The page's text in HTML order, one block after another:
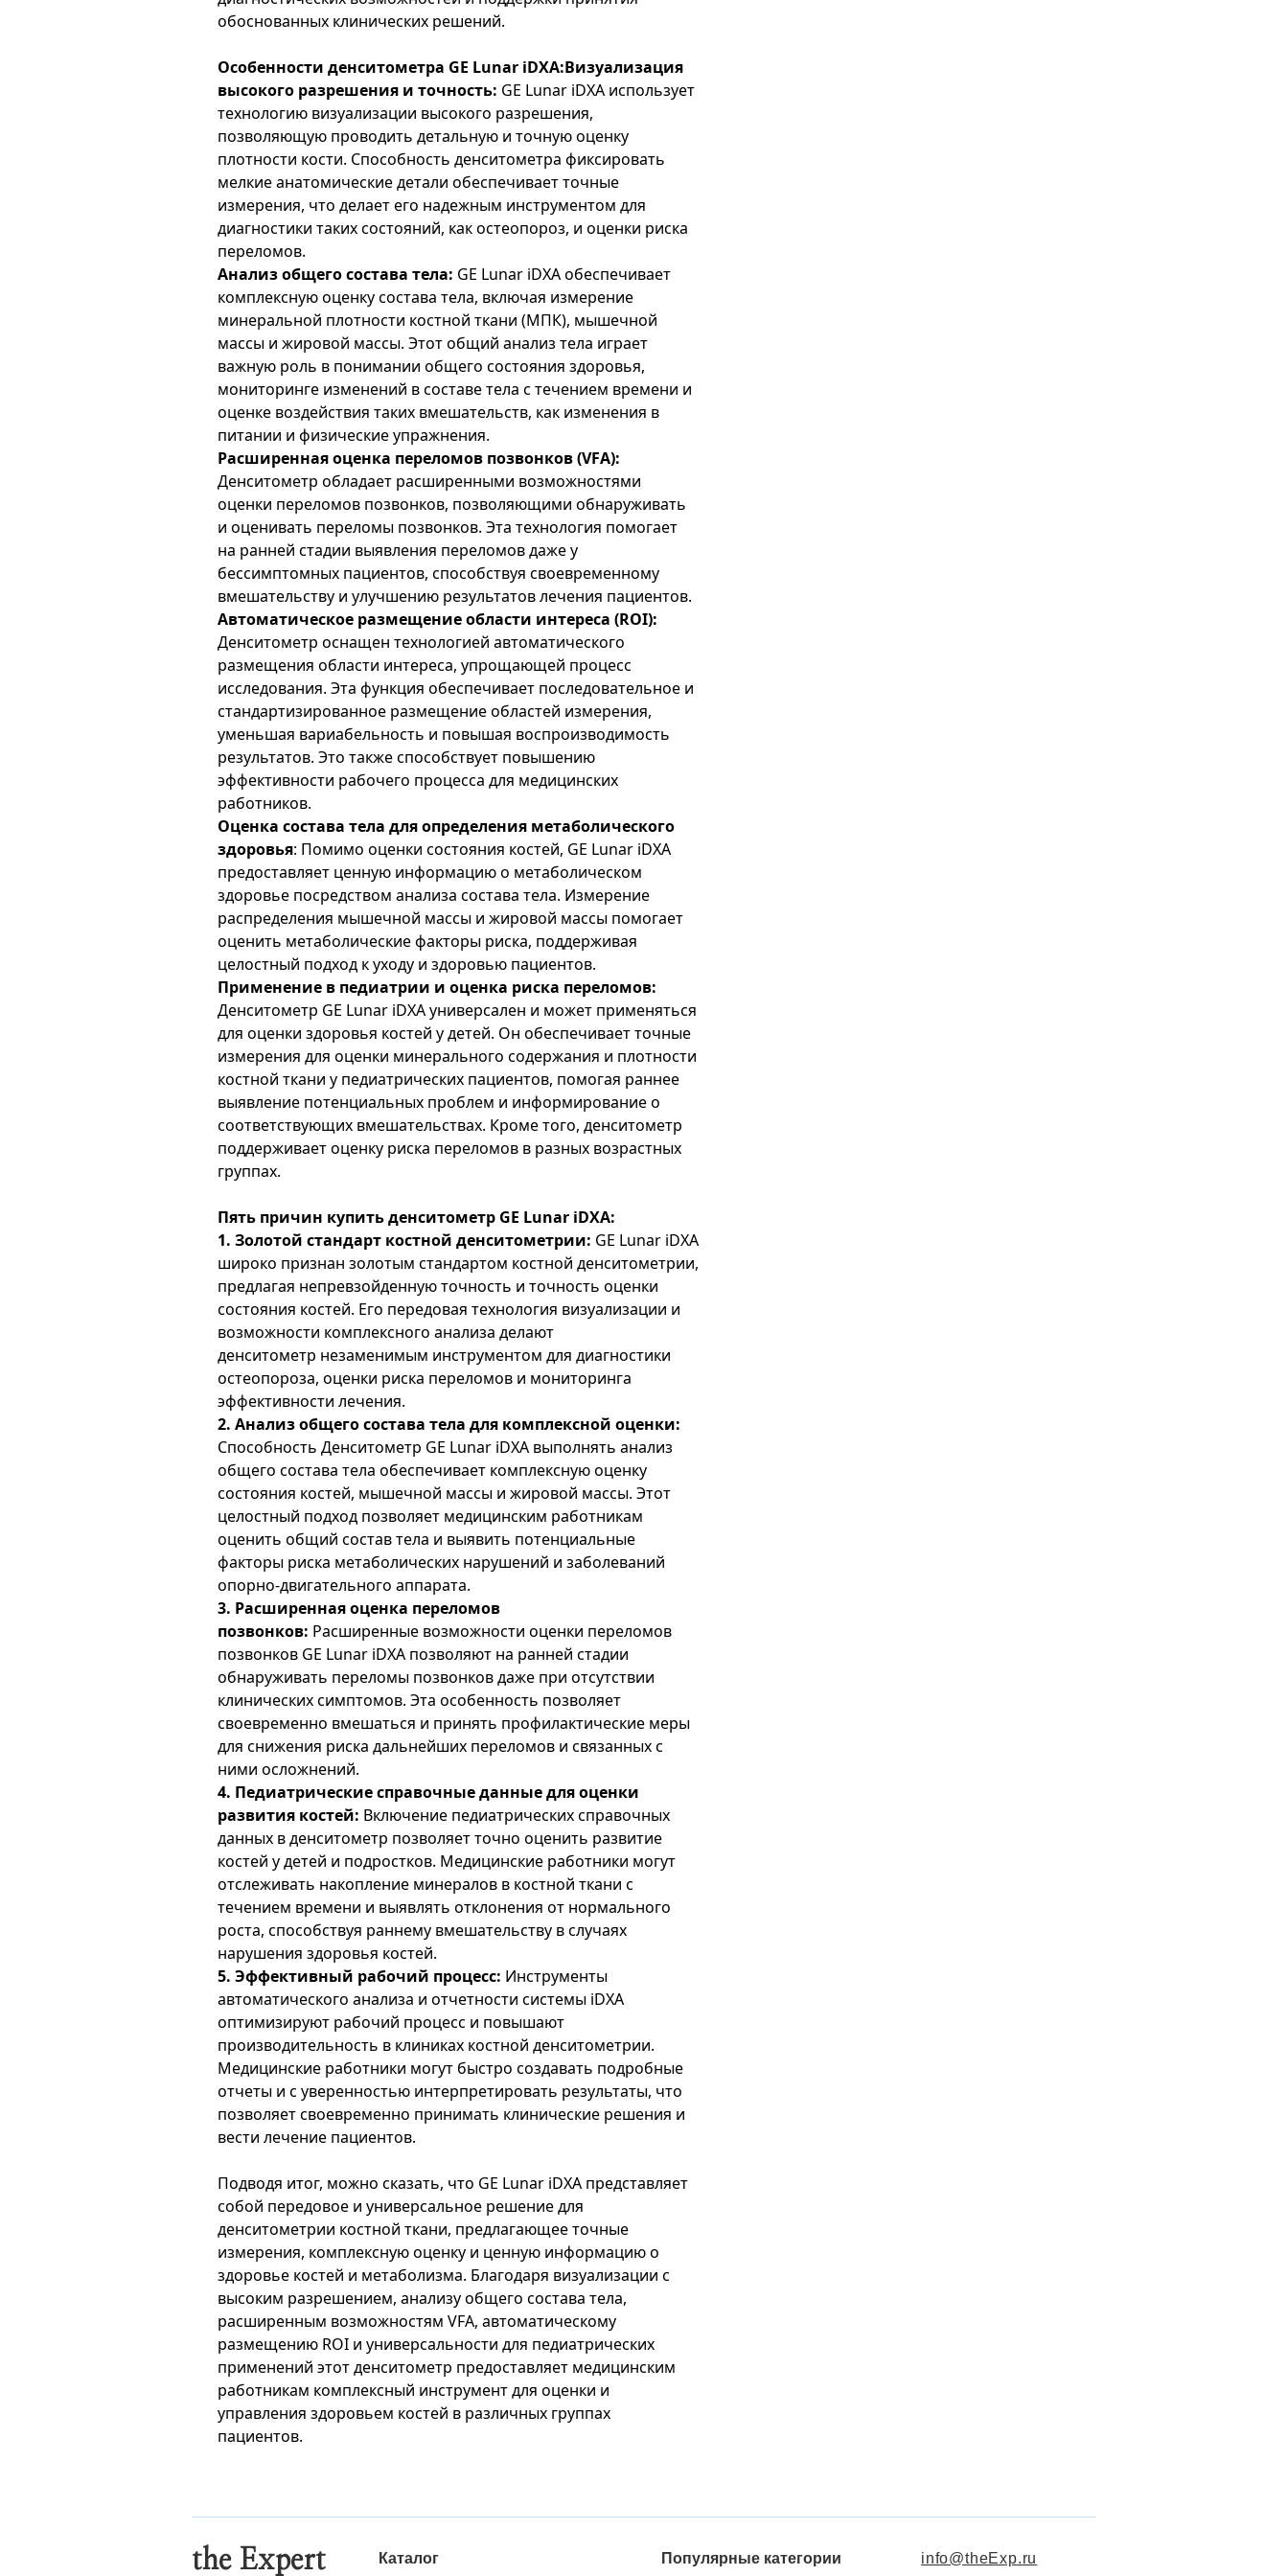
обоснованных клинических решений.
Особенности денситометра GE Lunar iDXA:Визуализация
высокого разрешения и точность: GE Lunar iDXA использует
технологию визуализации высокого разрешения,
позволяющую проводить детальную и точную оценку
плотности кости. Способность денситометра фиксировать
мелкие анатомические детали обеспечивает точные
измерения, что делает его надежным инструментом для
диагностики таких состояний, как остеопороз, и оценки риска
переломов.
Анализ общего состава тела: GE Lunar iDXA обеспечивает
комплексную оценку состава тела, включая измерение
минеральной плотности костной ткани (МПК), мышечной
массы и жировой массы. Этот общий анализ тела играет
важную роль в понимании общего состояния здоровья,
мониторинге изменений в составе тела с течением времени и
оценке воздействия таких вмешательств, как изменения в
питании и физические упражнения.
Расширенная оценка переломов позвонков (VFA):
Денситометр обладает расширенными возможностями
оценки переломов позвонков, позволяющими обнаруживать
и оценивать переломы позвонков. Эта технология помогает
на ранней стадии выявления переломов даже у
бессимптомных пациентов, способствуя своевременному
вмешательству и улучшению результатов лечения пациентов.
Автоматическое размещение области интереса (ROI):
Денситометр оснащен технологией автоматического
размещения области интереса, упрощающей процесс
исследования. Эта функция обеспечивает последовательное и
стандартизированное размещение областей измерения,
уменьшая вариабельность и повышая воспроизводимость
результатов. Это также способствует повышению
эффективности рабочего процесса для медицинских
работников.
Оценка состава тела для определения метаболического
здоровья: Помимо оценки состояния костей, GE Lunar iDXA
предоставляет ценную информацию о метаболическом
здоровье посредством анализа состава тела. Измерение
распределения мышечной массы и жировой массы помогает
оценить метаболические факторы риска, поддерживая
целостный подход к уходу и здоровью пациентов.
Применение в педиатрии и оценка риска переломов:
Денситометр GE Lunar iDXA универсален и может применяться
для оценки здоровья костей у детей. Он обеспечивает точные
измерения для оценки минерального содержания и плотности
костной ткани у педиатрических пациентов, помогая раннее
выявление потенциальных проблем и информирование о
соответствующих вмешательствах. Кроме того, денситометр
поддерживает оценку риска переломов в разных возрастных
группах.
Пять причин купить денситометр GE Lunar iDXA:
1. Золотой стандарт костной денситометрии: GE Lunar iDXA
широко признан золотым стандартом костной денситометрии,
предлагая непревзойденную точность и точность оценки
состояния костей. Его передовая технология визуализации и
возможности комплексного анализа делают
денситометр незаменимым инструментом для диагностики
остеопороза, оценки риска переломов и мониторинга
эффективности лечения.
2. Анализ общего состава тела для комплексной оценки:
Способность Денситометр GE Lunar iDXA выполнять анализ
общего состава тела обеспечивает комплексную оценку
состояния костей, мышечной массы и жировой массы. Этот
целостный подход позволяет медицинским работникам
оценить общий состав тела и выявить потенциальные
факторы риска метаболических нарушений и заболеваний
опорно-двигательного аппарата.
3. Расширенная оценка переломов
позвонков: Расширенные возможности оценки переломов
позвонков GE Lunar iDXA позволяют на ранней стадии
обнаруживать переломы позвонков даже при отсутствии
клинических симптомов. Эта особенность позволяет
своевременно вмешаться и принять профилактические меры
для снижения риска дальнейших переломов и связанных с
ними осложнений.
4. Педиатрические справочные данные для оценки
развития костей: Включение педиатрических справочных
данных в денситометр позволяет точно оценить развитие
костей у детей и подростков. Медицинские работники могут
отслеживать накопление минералов в костной ткани с
течением времени и выявлять отклонения от нормального
роста, способствуя раннему вмешательству в случаях
нарушения здоровья костей.
5. Эффективный рабочий процесс: Инструменты
автоматического анализа и отчетности системы iDXA
оптимизируют рабочий процесс и повышают
производительность в клиниках костной денситометрии.
Медицинские работники могут быстро создавать подробные
отчеты и с уверенностью интерпретировать результаты, что
позволяет своевременно принимать клинические решения и
вести лечение пациентов.
Подводя итог, можно сказать, что GE Lunar iDXA представляет
собой передовое и универсальное решение для
денситометрии костной ткани, предлагающее точные
измерения, комплексную оценку и ценную информацию о
здоровье костей и метаболизма. Благодаря визуализации с
высоким разрешением, анализу общего состава тела,
расширенным возможностям VFA, автоматическому
размещению ROI и универсальности для педиатрических
применений этот денситометр предоставляет медицинским
работникам комплексный инструмент для оценки и
управления здоровьем костей в различных группах
пациентов.
the Expert
Каталог
Популярные категории
info@theExp.ru